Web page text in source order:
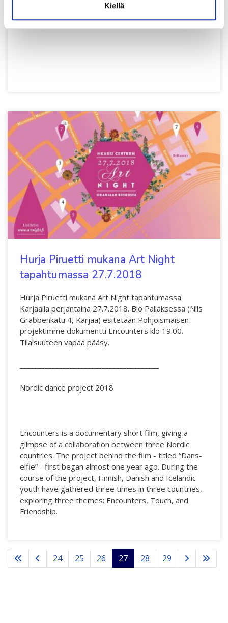
Kiellä
Hurja Piruetti mukana Art Night
tapahtumassa 27.7.2018
Hurja Piruetti mukana Art Night tapahtumassa
Karjaalla perjantaina 27.7.2018. Bio Pallaksessa (Nils
Grabbenkatu 4, Karjaa) esitetään Pohjoismaisen
projektimme dokumentti Encounters klo 19:00.
Tilaisuuteen vapaa pääsy.
Nordic dance project 2018
Encounters is a documentary short film, giving a
glimpse of a collaboration between three Nordic
countries. The project behind the film - titled “Dans-
elfie” - first began almost one year ago. During the
course of the project, Finnish, Danish and Icelandic
youth have gathered three times in three countries,
exploring three themes: Encounters, Touch, and
Friendship.
24 25 26 27 28 29